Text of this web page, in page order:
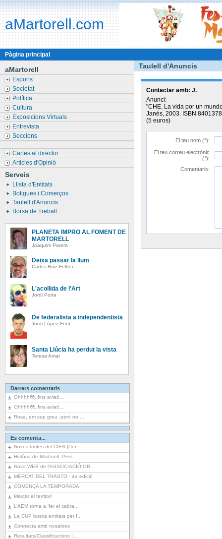
aMartorell.com
Pàgina principal
aMartorell
Esports
Societat
Política
Cultura
Exposicions Virtuals
Entrevista
Seccions
Cartes al director
Articles d'Opinió
Serveis
Llista d'Entitats
Botigues i Comerços
Taulell d'Anuncis
Borsa de Treball
PLANETA IMPRO AL FOMENT DE
MARTORELL
Joaquim Parera
Deixa passar la llum
Carles Ruiz Feltrer
L'acollida de l'Art
Jordi Porta
De federalista a independentista
Jordi López Font
Santa Llúcia ha perdut la vista
Teresa Amat
Darrers comentaris
Ohhhh😳, fins aviat!...
Ohhhh😳, fins aviat!...
Rosa, em sap greu, però no ...
Es comenta...
Noves tarifes del CIES (Cen...
Història de Martorell. Pers...
Nova WEB de l'ASSOCIACIÓ OR...
MERCAT DEL TRASTO - 4a edició
COMENÇA LA TEMPORADA
Marcar el territori
L’AEM torna a ‘fer el cabra...
La CUP busca entitats per f...
Connecta amb nosaltres
Resultats/Classificacions I...
Taulell d'Anuncis
Contactar amb: J.
Anunci:
"CHE. La vida por un
Janés, 2003. ISBN
(5 euros)
El teu nom (*):
El teu correu electrònic
(*):
Comentaris: